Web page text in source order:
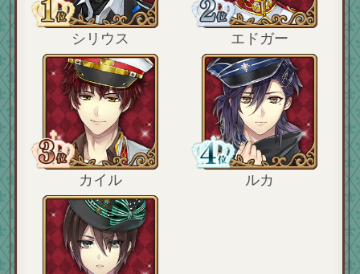
シリウス エドガー
カイル ルカ